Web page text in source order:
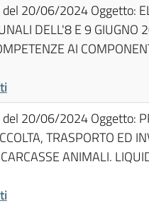
20/06/2024 Oggetto:
DELL'8 E 9 GIUGNO
AI
20/06/2024 Oggetto:
TRASPORTO ED
ANIMALI.